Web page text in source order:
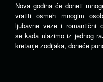
Nova godina će doneti
vratiti osmeh mnogim
ljubavne veze i romantični
se kada ulazimo iz jednog
kretanje zodijaka, doneće